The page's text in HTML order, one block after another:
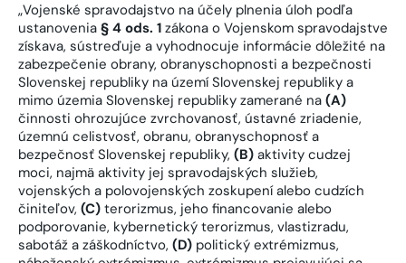
„Vojenské spravodajstvo na účely plnenia úloh podľa
ustanovenia § 4 ods. 1 zákona o Vojenskom spravodajstve
získava, sústreďuje a vyhodnocuje informácie dôležité na
zabezpečenie obrany, obranyschopnosti a bezpečnosti
Slovenskej republiky na území Slovenskej republiky a
mimo územia Slovenskej republiky zamerané na (A)
činnosti ohrozujúce zvrchovanosť, ústavné zriadenie,
územnú celistvosť, obranu, obranyschopnosť a
bezpečnosť Slovenskej republiky, (B) aktivity cudzej
moci, najmä aktivity jej spravodajských služieb,
vojenských a polovojenských zoskupení alebo cudzích
činiteľov, (C) terorizmus, jeho financovanie alebo
podporovanie, kybernetický terorizmus, vlastizradu,
sabotáž a záškodníctvo, (D) politický extrémizmus,